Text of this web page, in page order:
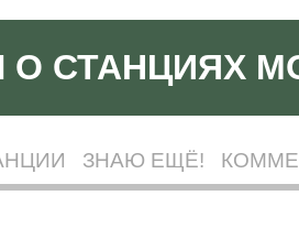
О СТАНЦИЯХ
ЗНАЮ ЕЩЁ!